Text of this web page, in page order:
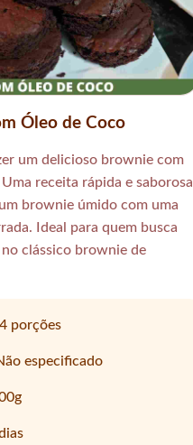
Óleo de Coco
um delicioso brownie com
receita rápida e saborosa
brownie úmido com uma
Ideal para quem busca
clássico brownie de
porções
especificado